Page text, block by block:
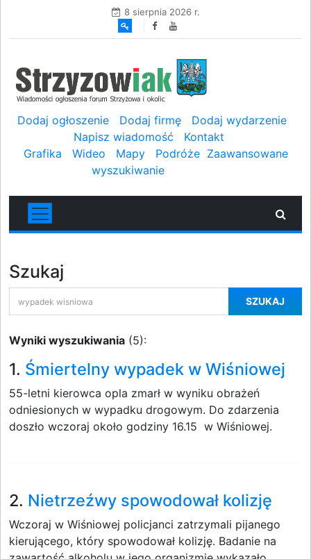
8 sierpnia 2026 r.
Dodaj ogłoszenie Dodaj firmę
Dodaj wydarzenie
Napisz wiadomość
Kontakt
Grafika
Wideo Mapy Podróże Zaawansowane
wyszukiwanie
Szukaj
SZUKAJ
Wyniki wyszukiwania (5):
1. Śmiertelny wypadek w Wiśniowej
55-letni kierowca opla zmarł w wyniku obrażeń
odniesionych w wypadku drogowym. Do zdarzenia
doszło wczoraj około godziny 16.15 w Wiśniowej.
2. Nietrzeźwy spowodował kolizję
Wczoraj w Wiśniowej policjanci zatrzymali pijanego
kierującego, który spowodował kolizję. Badanie na